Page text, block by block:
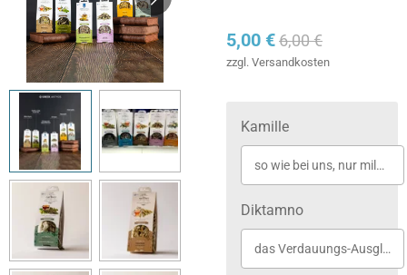
5,00 €6,00 €
zzgl. Versandkosten
Kamille
so wie bei uns, nur milder
Diktamno
das Verdauungs-Ausgleichs-Kraut